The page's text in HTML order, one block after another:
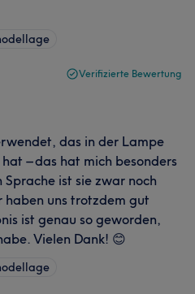
Verifizierte Bewertung
das in der Lampe
– das hat mich besonders
ist sie zwar noch
haben uns trotzdem gut
ist genau so geworden,
Vielen Dank! 😊